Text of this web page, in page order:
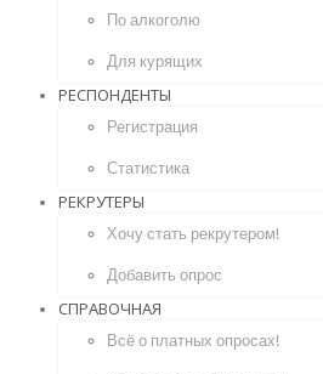
По алкоголю
Для курящих
РЕСПОНДЕНТЫ
Регистрация
Статистика
РЕКРУТЕРЫ
Хочу стать рекрутером!
Добавить опрос
СПРАВОЧНАЯ
Всё о платных опросах!